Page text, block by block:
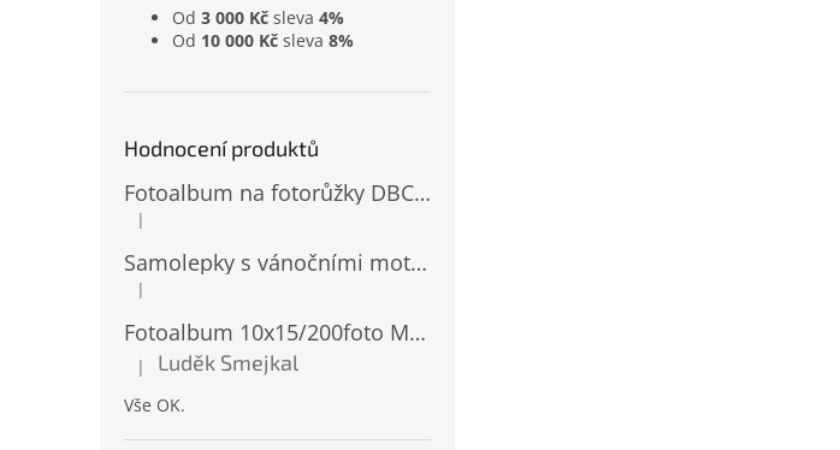
Od 3 000 Kč sleva 4%
Od 10 000 Kč sleva 8%
Hodnocení produktů
Fotoalbum na fotorůžky DBCL-30 Homage 2
Hodnocení produktu je 5 z 5 hvězdiček.
|
Samolepky s vánočními motivy 8 x 14,5 cm 10724
Hodnocení produktu je 4 z 5 hvězdiček.
|
Fotoalbum 10x15/200foto MM-46200 Natur 2
Hodnocení produktu je 5 z 5 hvězdiček.
| Luděk Smejkal
Vše OK.